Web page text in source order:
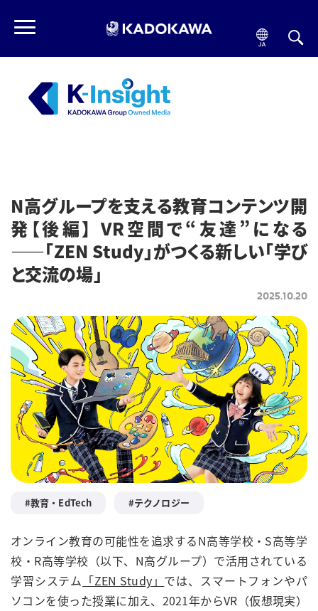
N高グループを支える教育コンテンツ開
発【後編】 VR空間で“友達”になる
――「ZEN Study」がつくる新しい「学び
と交流の場」
2025.10.20
教育・EdTech テクノロジー
オンライン教育の可能性を追求するN高等学校・S高等学
校・R高等学校（以下、N高グループ）で活用されている
学習システム 「ZEN Study」 では、スマートフォンやパ
ソコンを使った授業に加え、2021年からVR（仮想現実）